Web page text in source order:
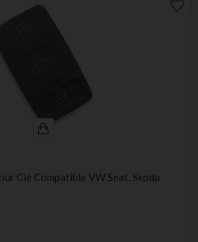
Clé Compatible VW Seat, Skoda